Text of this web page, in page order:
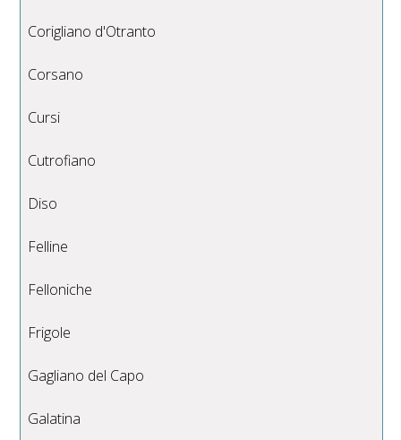
Corigliano d'Otranto
Corsano
Cursi
Cutrofiano
Diso
Felline
Felloniche
Frigole
Gagliano del Capo
Galatina